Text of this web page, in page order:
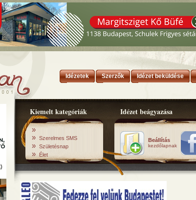
Idézetek Szerzők Idézet beküldése
Kiemelt kategóriák
»
» Szerelmes SMS
» Születésnap
» Élet
Idézet beágyazása
Beállítás
kezdőlapnak